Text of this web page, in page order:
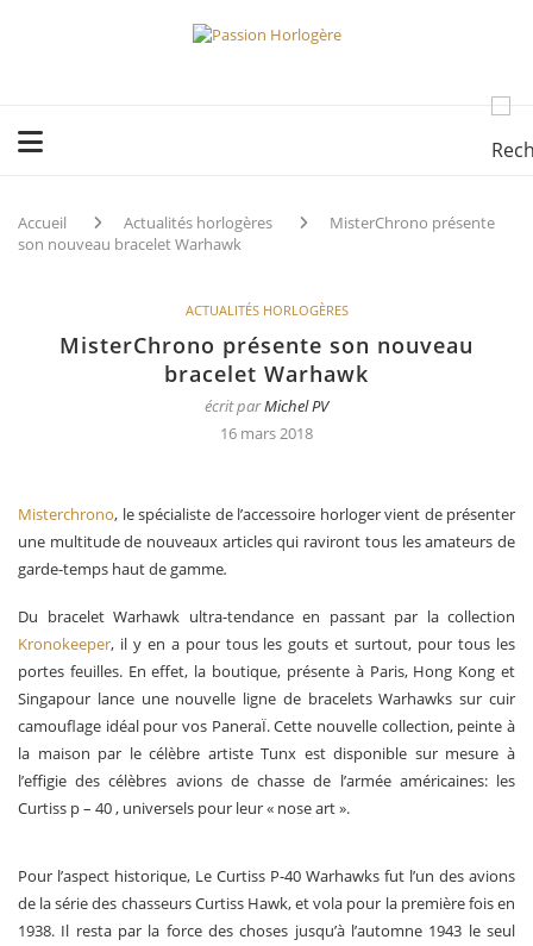
Accueil Actualités horlogères
MisterChrono présente
son nouveau bracelet Warhawk
ACTUALITÉS HORLOGÈRES
MisterChrono présente son nouveau
bracelet Warhawk
écrit parMichel PV
16 mars 2018
Misterchrono, le spécialiste de l’accessoire horloger vient de présenter
une multitude de nouveaux articles qui raviront tous les amateurs de
garde-temps haut de gamme.
Du bracelet Warhawk ultra-tendance en passant par la collection
Kronokeeper, il y en a pour tous les gouts et surtout, pour tous les
portes feuilles. En effet, la boutique, présente à Paris, Hong Kong et
Singapour lance une nouvelle ligne de bracelets Warhawks sur cuir
camouflage idéal pour vos PaneraÏ. Cette nouvelle collection, peinte à
la maison par le célèbre artiste Tunx est disponible sur mesure à
l’effigie des célèbres avions de chasse de l’armée américaines: les
Curtiss p – 40 , universels pour leur « nose art ».
Pour l’aspect historique, Le Curtiss P-40 Warhawks fut l’un des avions
de la série des chasseurs Curtiss Hawk, et vola pour la première fois en
1938. Il resta par la force des choses jusqu’à l’automne 1943 le seul